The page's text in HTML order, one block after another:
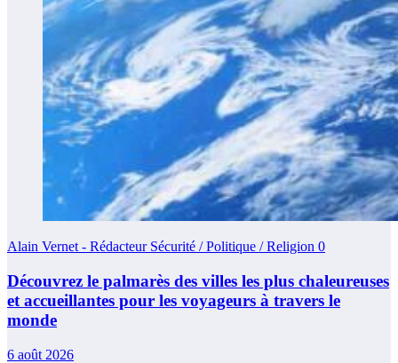
Alain Vernet - Rédacteur Sécurité / Politique / Religion 0
Découvrez le palmarès des villes les plus chaleureuses
et accueillantes pour les voyageurs à travers le
monde
6 août 2026